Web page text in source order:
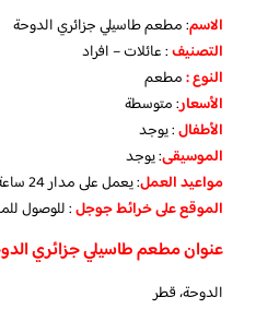
الاسم: مطعم طاسيلي جزائري الدوحة
التصنيف: عائلات – افراد
النوع :مطعم
الأسعار:متوسطة
الأطفال:يوجد
الموسيقى:يوجد
مواعيد العمل: يعمل على مدار 24 ساعة
الموقع على خرائط جوجل: للوصول
عنوان مطعم طاسيلي جزائري
الدوحة، قطر